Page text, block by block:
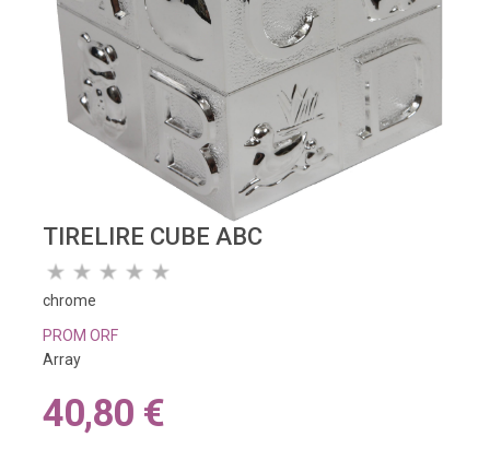
TIRELIRE CUBE ABC
chrome
PROM ORF
Array
40,80 €